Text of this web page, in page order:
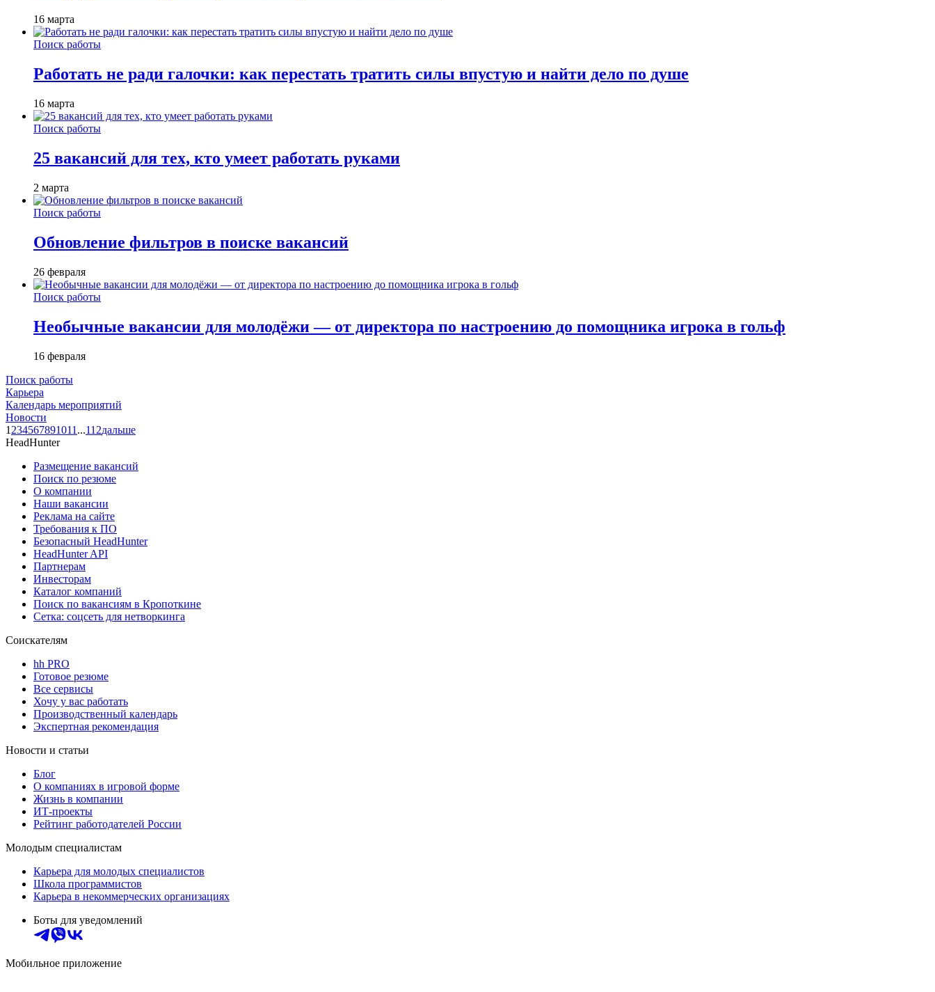
16 марта
Поиск работы
Работать не ради галочки: как перестать тратить силы впустую и найти дело по душе
16 марта
Поиск работы
25 вакансий для тех, кто умеет работать руками
2 марта
Поиск работы
Обновление фильтров в поиске вакансий
26 февраля
Поиск работы
Необычные вакансии для молодёжи — от директора по настроению до помощника игрока в гольф
16 февраля
Поиск работы
Карьера
Календарь мероприятий
Новости
1 234567891011 ...112дальше
HeadHunter
Размещение вакансий
Поиск по резюме
О компании
Наши вакансии
Реклама на сайте
Требования к ПО
Безопасный HeadHunter
HeadHunter API
Партнерам
Инвесторам
Каталог компаний
Поиск по вакансиям в Кропоткине
Сетка: соцсеть для нетворкинга
Соискателям
hh PRO
Готовое резюме
Все сервисы
Хочу у вас работать
Производственный календарь
Экспертная рекомендация
Новости и статьи
Блог
О компаниях в игровой форме
Жизнь в компании
ИТ-проекты
Рейтинг работодателей России
Молодым специалистам
Карьера для молодых специалистов
Школа программистов
Карьера в некоммерческих организациях
Боты для уведомлений
Мобильное приложение